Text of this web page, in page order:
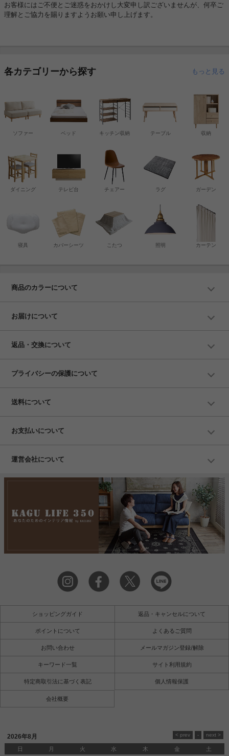
お客様にはご不便とご迷惑をおかけし大変申し訳ございませんが、何卒ご
理解とご協力を賜りますようお願い申し上げます。
各カテゴリーから探す もっと見る
ソファー ベッド 収納
キッチン収納
寝具 カバーシーツ
チェアー
テーブル
こたつ
テレビ台
ダイニング ラグ
カーテン
照明
ガーデン
商品のカラーについて
お届けについて
返品・交換について
プライバシーの保護について
送料について
お支払いについて
運営会社について
ショッピングガイド 返品・キャンセルについて
ポイントについて よくあるご質問
お問い合わせ メールマガジン登録/解除
キーワード一覧 サイト利用規約
特定商取引法に基づく表記 個人情報保護
会社概要
2026年8月
日 月 火 水 木 金 土